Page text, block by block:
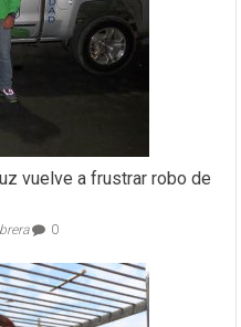
vuelve a frustrar robo de
0